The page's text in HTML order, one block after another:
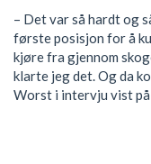
– Det var så hardt og
første posisjon for å
kjøre fra gjennom
klarte jeg det. Og da
Worst i intervju vist